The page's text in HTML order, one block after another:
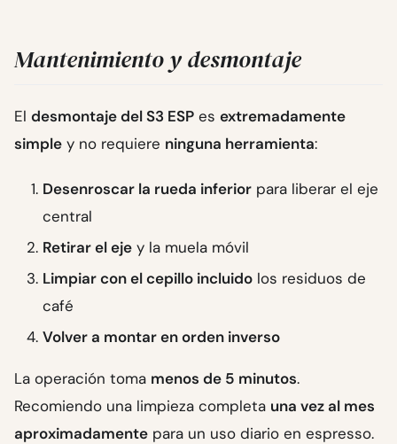
Mantenimiento y desmontaje
El desmontaje del S3 ESP es extremadamente
simple y no requiere ninguna herramienta:
Desenroscar la rueda inferior para liberar el eje
central
Retirar el eje y la muela móvil
Limpiar con el cepillo incluido los residuos de
café
Volver a montar en orden inverso
La operación toma menos de 5 minutos.
Recomiendo una limpieza completa una vez al mes
aproximadamente para un uso diario en espresso.